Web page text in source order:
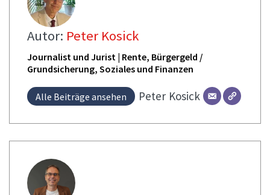
Autor: Peter Kosick
Journalist und Jurist | Rente, Bürgergeld /
Grundsicherung, Soziales und Finanzen
Alle Beiträge ansehen Peter Kosick